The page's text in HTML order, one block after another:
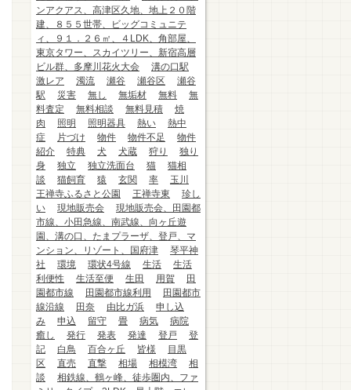
ンアクアス、高津区久地、地上２０階
建、８５５世帯、ビッグコミュニテ
ィ、９１．２６㎡、４LDK、角部屋、
東京タワー、スカイツリー、新宿高層
ビル群、多摩川花火大会
溝の口駅
激レア
濁流 瀬谷 瀬谷区
瀬谷
駅
災害 無し 無垢材 無料
無
料査定
無料相談 無料見積
焼
肉
照明 照明器具 熱い
熱中
症
片づけ 物件 物件不足
物件
紹介
特典 犬 犬蔵 狩り
独り
身
独立 独立洗面台 猫
猫相
談
猫飼育 猿 玄関 率
玉川
王禅寺ふるさと公園
王禅寺東
珍し
い
現地販売会
現地販売会、田園都
市線、小田急線、南武線、向ヶ丘遊
園、溝の口、たまプラーザ、登戸、マ
ンション、リゾート、国府津
琴平神
社
環境 環状4号線 生活
生活
利便性
生活至便 生田 用賀
田
園都市線
田園都市線利用
田園都市
線沿線
田奈 由比ガ浜
申し込
み
申込 留守 畳 病気
病院
癒し
発行 発表 発達 登戸
登
記
白鳥 百合ヶ丘 皆様
目黒
区
直売 直撃 相場 相模湾
相
談
相鉄線、鶴ヶ峰、徒歩圏内、ファ